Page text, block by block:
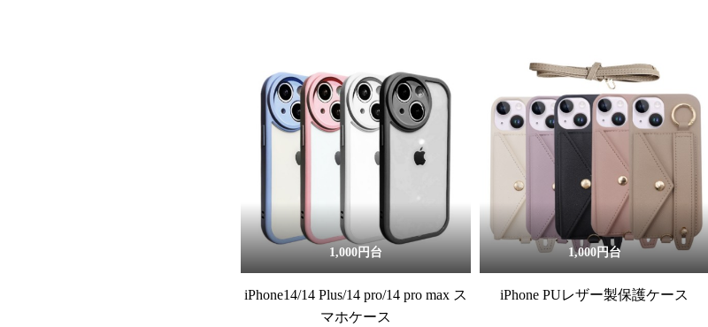
1,000円台
iPhone14/14 Plus/14 pro/14 pro max ス
マホケース
1,000円台
iPhone PUレザー製保護ケース